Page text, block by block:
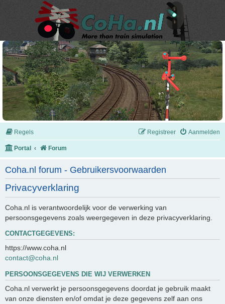
Regels Aanmelden
Registreer
Portal Forum
Coha.nl forum - Gebruikersvoorwaarden
Privacyverklaring
Coha.nl is verantwoordelijk voor de verwerking van
persoonsgegevens zoals weergegeven in deze privacyverklaring.
CONTACTGEGEVENS:
https://www.coha.nl
contact@coha.nl
PERSOONSGEGEVENS DIE WIJ VERWERKEN
Coha.nl verwerkt je persoonsgegevens doordat je gebruik maakt
van onze diensten en/of omdat je deze gegevens zelf aan ons